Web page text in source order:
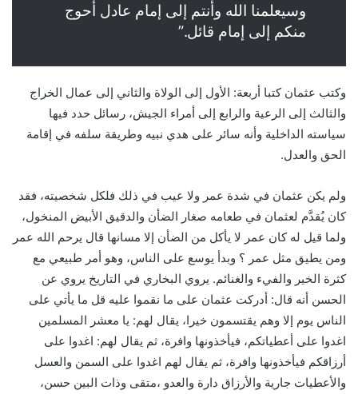
وسيعلمنا الله وأنتم إلى إمام عادل أحوج
منكم إلى إمام قائل.”
وكتب عثمان كتبا أربعة: الأول إلى الولاة والثاني إلى عمال الخراج
والثالث إلى الرعية والرابع إلى أمراء الجيش، رسائل حدد فيها
سياسته الداخلية وأنه سائر على هدي نبيه وطريقة سلفه في إقامة
الحق والعدل.
ولم يكن عثمان في شدة عمر ولا عيب في ذلك فلكل شخصيته، فقد
كان يُقدَّم لعثمان في طعامه صغار الضأن والدقيق الأبيض المنخول،
ولما قيل له كان عمر لا يأكل من الضأن إلا مسانها قال يرحم الله عمر
ومن يطيق مثل عمر ؟ وبدأ يوسع على الناس، وهو أمر طبيعي مع
كثرة الخير والفيء والغنائم. يروي البخاري في التاريخ يروي عن
الحسن أنه قال: أدركت عثمان على ما نقموا عليه قل ما يأتي على
الناس يوم إلا وهم يقتسمون خيرا، يقال لهم: يا معشر المسلمين
اغدوا على أعطياتكم، فيأخذونها وافرة، ثم يقال لهم: اغدوا على
أرزاقكم فيأخذونها وافرة، ثم يقال لهم اغدوا على السمن والعسل
والأعطيات جارية والأرزاق دارة والعدو ،متقى وذات البين حسن،